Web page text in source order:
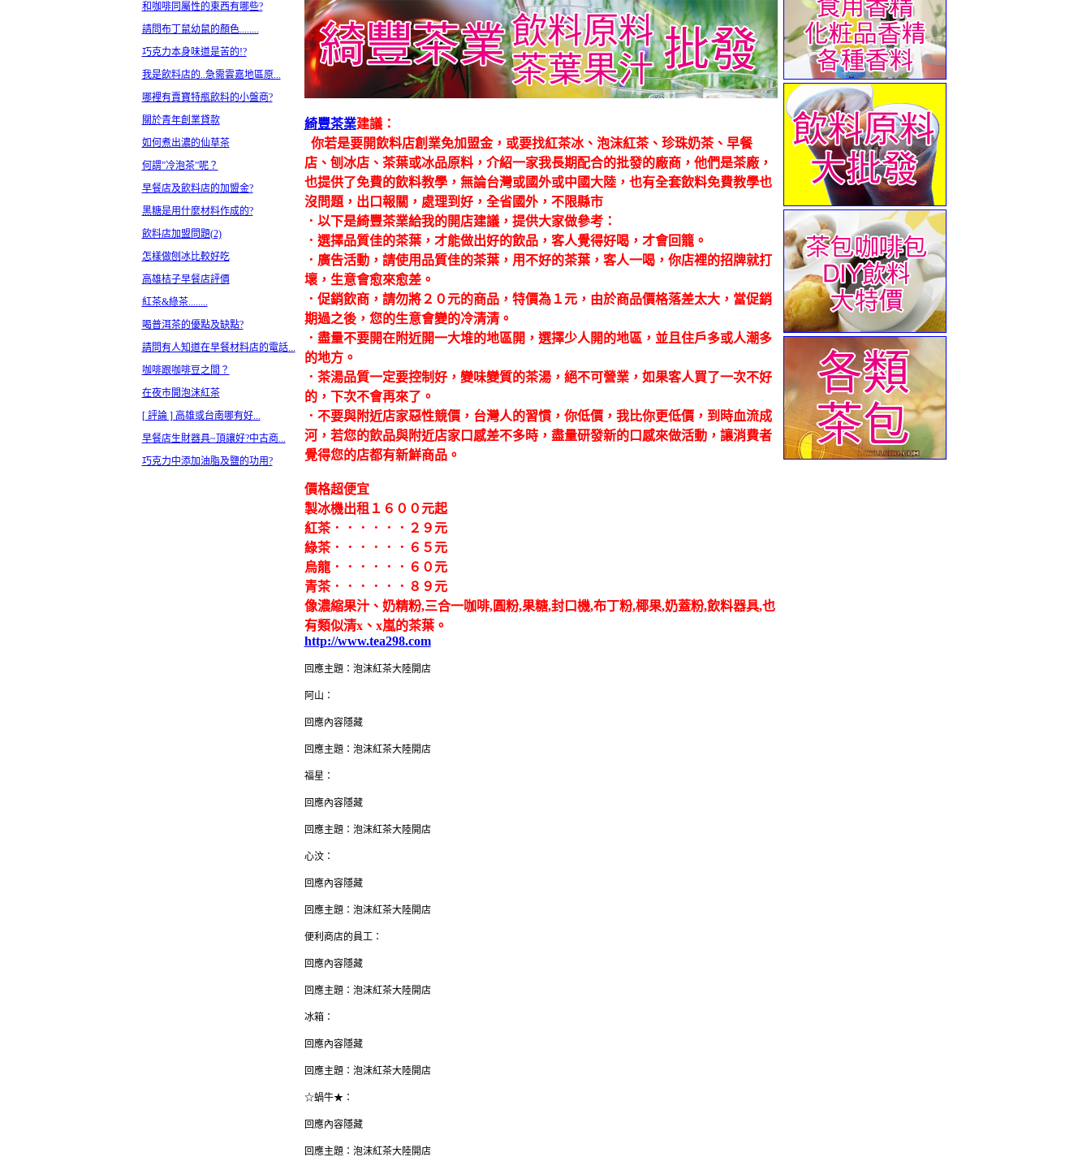
和咖啡同屬性的東西有哪些?
請問布丁鼠幼鼠的顏色........
巧克力本身味道是苦的!?
我是飲料店的..急需雲嘉地區原...
哪裡有賣寶特瓶飲料的小盤商?
關於青年創業貸款
如何煮出濃的仙草茶
何謂”冷泡茶”呢？
早餐店及飲料店的加盟金?
黑糖是用什麼材料作成的?
飲料店加盟問題(2)
怎樣做刨冰比較好吃
高雄桔子早餐店評價
紅茶&綠茶........
喝普洱茶的優點及缺點?
請問有人知道在早餐材料店的電話...
咖啡跟咖啡豆之間？
在夜市開泡沫紅茶
[ 評論 ] 高雄或台南哪有好...
早餐店生財器具~頂讓好?中古商...
巧克力中添加油脂及鹽的功用?
綺豐茶業建議：
你若是要開飲料店創業免加盟金，或要找紅茶冰、泡沫紅茶、珍珠奶茶、早餐
店、刨冰店、茶葉或冰品原料，介紹一家我長期配合的批發的廠商，他們是茶廠，
也提供了免費的飲料教學，無論台灣或國外或中國大陸，也有全套飲料免費教學也
沒問題，出口報關，處理到好，全省國外，不限縣市
．以下是綺豐茶業給我的開店建議，提供大家做參考：
．選擇品質佳的茶葉，才能做出好的飲品，客人覺得好喝，才會回籠。
．廣告活動，請使用品質佳的茶葉，用不好的茶葉，客人一喝，你店裡的招牌就打
壞，生意會愈來愈差。
．促銷飲商，請勿將２０元的商品，特價為１元，由於商品價格落差太大，當促銷
期過之後，您的生意會變的冷清清。
．盡量不要開在附近開一大堆的地區開，選擇少人開的地區，並且住戶多或人潮多
的地方。
．茶湯品質一定要控制好，變味變質的茶湯，絕不可營業，如果客人買了一次不好
的，下次不會再來了。
．不要與附近店家惡性競價，台灣人的習慣，你低價，我比你更低價，到時血流成
河，若您的飲品與附近店家口感差不多時，盡量研發新的口感來做活動，讓消費者
覺得您的店都有新鮮商品。
價格超便宜
製冰機出租１６００元起
紅茶．．．．．．２９元
綠茶．．．．．．６５元
烏龍．．．．．．６０元
青茶．．．．．．８９元
像濃縮果汁、奶精粉,三合一咖啡,圓粉,果糖,封口機,布丁粉,椰果,奶蓋粉,飲料器具,也
有類似清x、x嵐的茶葉。
http://www.tea298.com
回應主題：泡沫紅茶大陸開店
阿山：
回應內容隱藏
回應主題：泡沫紅茶大陸開店
福星：
回應內容隱藏
回應主題：泡沫紅茶大陸開店
心汶：
回應內容隱藏
回應主題：泡沫紅茶大陸開店
便利商店的員工：
回應內容隱藏
回應主題：泡沫紅茶大陸開店
冰箱：
回應內容隱藏
回應主題：泡沫紅茶大陸開店
☆蝸牛★：
回應內容隱藏
回應主題：泡沫紅茶大陸開店